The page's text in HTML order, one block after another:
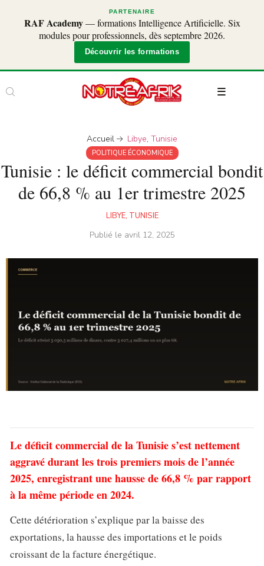
PARTENAIRE
RAF Academy— formations Intelligence Artificielle. Six
modules pour professionnels, dès septembre 2026.
Découvrir les formations
Accueil Libye,Tunisie
POLITIQUE ÉCONOMIQUE
Tunisie : le déficit commercial bondit
de 66,8 % au 1er trimestre 2025
LIBYE, TUNISIE
Publié le avril 12, 2025
Le déficit commercial de la Tunisie s’est nettement
aggravé durant les trois premiers mois de l’année
2025, enregistrant une hausse de 66,8 % par rapport
à la même période en 2024.
Cette détérioration s’explique par la baisse des
exportations, la hausse des importations et le poids
croissant de la facture énergétique.